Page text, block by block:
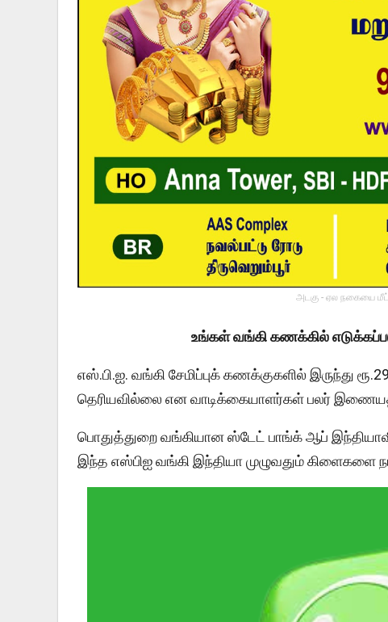
அடகு - ஏல நகையை
உங்கள் வங்கி கணக்கில்
எஸ்.பி.ஐ. வங்கி சேமிப்புக் கணக்குகளில் இருந்து
தெரியவில்லை என வாடிக்கையாளர்கள் பலர்
பொதுத்துறை வங்கியான ஸ்டேட் பாங்க் ஆப்
இந்த எஸ்பிஐ வங்கி இந்தியா முழுவதும் கிளைகளை